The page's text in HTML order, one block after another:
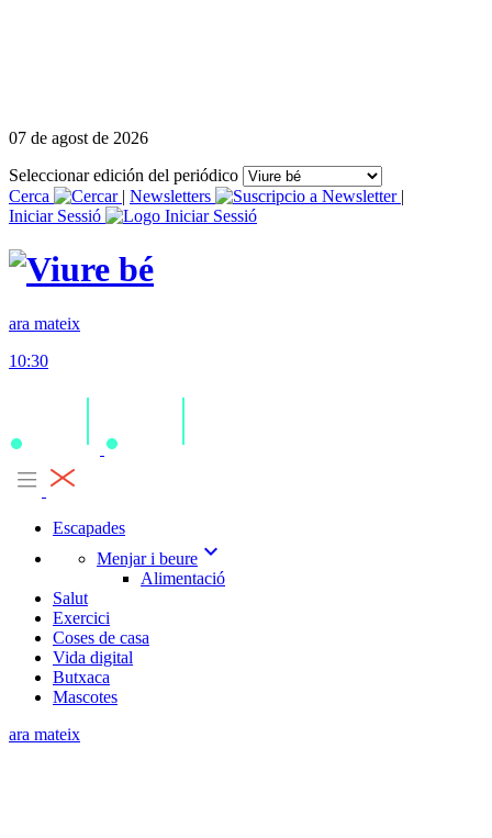
07 de agost de 2026
Seleccionar edición del periódico
Cerca
| Newsletters
|
Iniciar Sessió
ara mateix
10:30
Escapades
Menjar i beure expand_more
Alimentació
Salut
Exercici
Coses de casa
Vida digital
Butxaca
Mascotes
ara mateix